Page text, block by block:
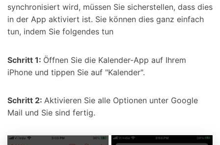
synchronisiert wird, müssen Sie sicherstellen, dass dies
in der App aktiviert ist. Sie können dies ganz einfach
tun, indem Sie folgendes tun
Schritt 1: Öffnen Sie die Kalender-App auf Ihrem
iPhone und tippen Sie auf "Kalender".
Schritt 2: Aktivieren Sie alle Optionen unter Google
Mail und Sie sind fertig.